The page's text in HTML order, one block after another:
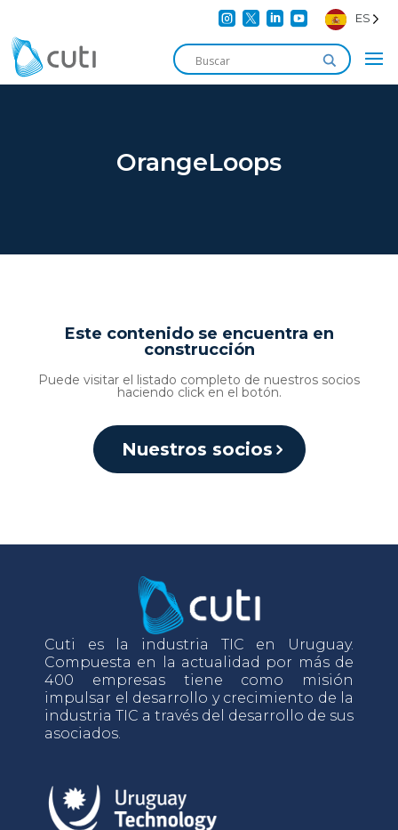
    ES
OrangeLoops
Este contenido se encuentra en
construcción
Puede visitar el listado completo de nuestros socios
haciendo click en el botón.
Nuestros socios
Cuti es la industria TIC en Uruguay.
Compuesta en la actualidad por más de
400 empresas tiene como misión
impulsar el desarrollo y crecimiento de la
industria TIC a través del desarrollo de sus
asociados.